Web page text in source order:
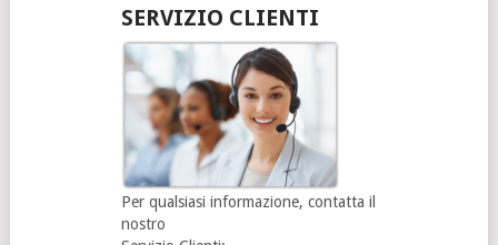
SERVIZIO CLIENTI
Per qualsiasi informazione, contatta il
nostro